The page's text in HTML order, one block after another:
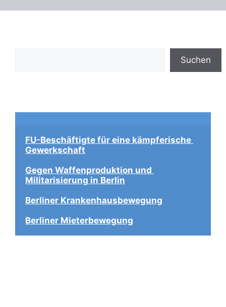
Suchen
FU-Beschäftigte für eine kämpferische
Gewerkschaft
Gegen Waffenproduktion und
Militarisierung in Berlin
Berliner Krankenhausbewegung
Berliner Mieterbewegung